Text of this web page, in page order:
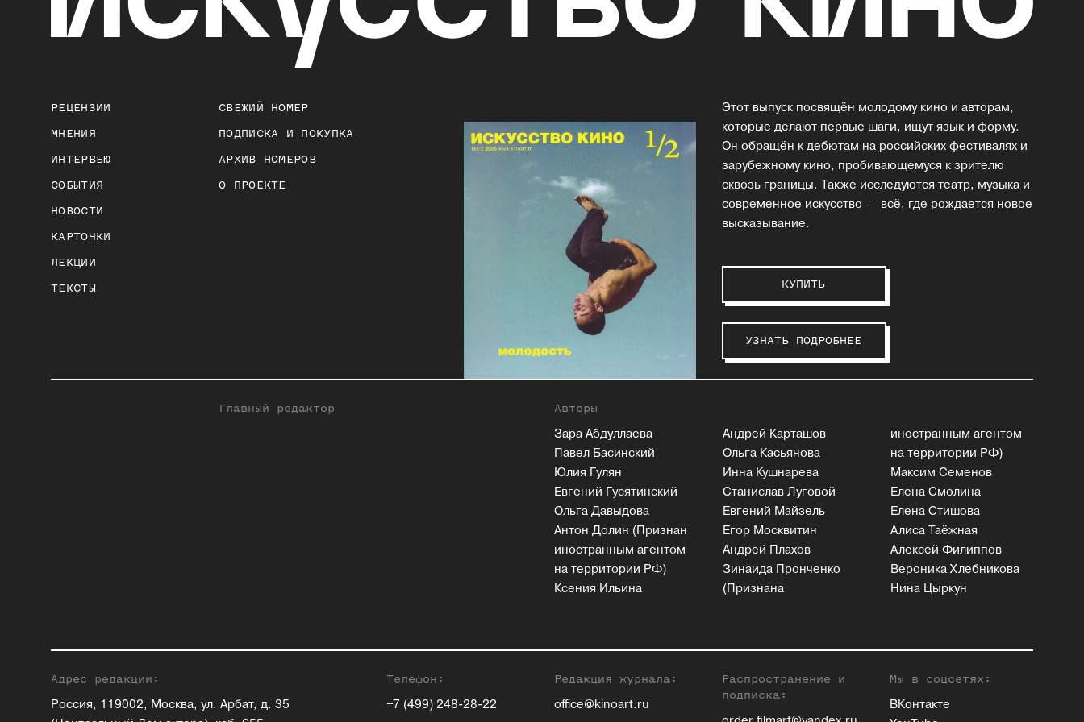
РЕЦЕНЗИИ
МНЕНИЯ
ИНТЕРВЬЮ
СОБЫТИЯ
НОВОСТИ
КАРТОЧКИ
ЛЕКЦИИ
ТЕКСТЫ
СВЕЖИЙ НОМЕР
ПОДПИСКА И ПОКУПКА
АРХИВ НОМЕРОВ
О ПРОЕКТЕ
Этот выпуск посвящён молодому кино и авторам,
которые делают первые шаги, ищут язык и форму.
Он обращён к дебютам на российских фестивалях и
зарубежному кино, пробивающемуся к зрителю
сквозь границы. Также исследуются театр, музыка и
современное искусство — всё, где рождается новое
высказывание.
КУПИТЬ
УЗНАТЬ ПОДРОБНЕЕ
Главный редактор Авторы
Зара Абдуллаева
Павел Басинский
Юлия Гулян
Евгений Гусятинский
Ольга Давыдова
Антон Долин (Признан
иностранным агентом
на территории РФ)
Ксения Ильина
Андрей Карташов
Ольга Касьянова
Инна Кушнарева
Станислав Луговой
Евгений Майзель
Егор Москвитин
Андрей Плахов
Зинаида Пронченко
(Признана
иностранным агентом
на территории РФ)
Максим Семенов
Елена Смолина
Елена Стишова
Алиса Таёжная
Алексей Филиппов
Вероника Хлебникова
Нина Цыркун
Адрес редакции:
Россия, 119002, Москва, ул. Арбат, д. 35
Телефон:
+7 (499) 248-28-22
Редакция журнала:
office@kinoart.ru
Распространение и
подписка:
Мы в соцсетях:
ВКонтакте